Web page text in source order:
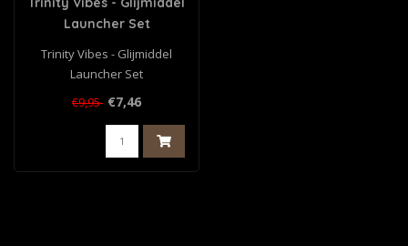
Launcher Set
Trinity Vibes - Glijmiddel
Launcher Set
€9,95 €7,46